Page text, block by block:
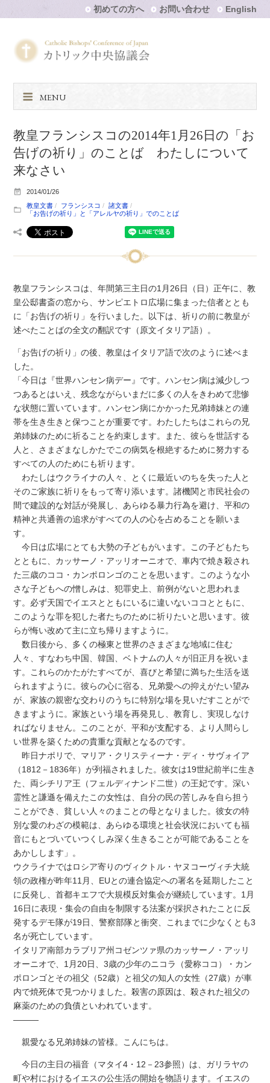
初めての方へ お問い合わせ English
MENU
教皇フランシスコの2014年1月26日の「お
告げの祈り」のことば わたしについて
来なさい
2014/01/26
教皇文書
フランシスコ
諸文書
「お告げの祈り」と「アレルヤの祈り」でのことば
教皇フランシスコは、年間第三主日の1月26日（日）正午に、教
皇公邸書斎の窓から、サンピエトロ広場に集まった信者ととも
に「お告げの祈り」を行いました。以下は、祈りの前に教皇が
述べたことばの全文の翻訳です（原文イタリア語）。
「お告げの祈り」の後、教皇はイタリア語で次のように述べま
した。
「今日は『世界ハンセン病デー』です。ハンセン病は減少しつ
つあるとはいえ、残念ながらいまだに多くの人をきわめて悲惨
な状態に置いています。ハンセン病にかかった兄弟姉妹との連
帯を生き生きと保つことが重要です。わたしたちはこれらの兄
弟姉妹のために祈ることを約束します。また、彼らを世話する
人と、さまざまなしかたでこの病気を根絶するために努力する
すべての人のためにも祈ります。
わたしはウクライナの人々、とくに最近いのちを失った人と
そのご家族に祈りをもって寄り添います。諸機関と市民社会の
間で建設的な対話が発展し、あらゆる暴力行為を避け、平和の
精神と共通善の追求がすべての人の心を占めることを願いま
す。
今日は広場にとても大勢の子どもがいます。この子どもたち
とともに、カッサーノ・アッリオーニオで、車内で焼き殺され
た三歳のココ・カンポロンゴのことを思います。このような小
さな子どもへの憎しみは、犯罪史上、前例がないと思われま
す。必ず天国でイエスとともにいるに違いないココとともに、
このような罪を犯した者たちのために祈りたいと思います。彼
らが悔い改めて主に立ち帰りますように。
数日後から、多くの極東と世界のさまざまな地域に住む
人々、すなわち中国、韓国、ベトナムの人々が旧正月を祝いま
す。これらのかたがたすべてが、喜びと希望に満ちた生活を送
られますように。彼らの心に宿る、兄弟愛への抑えがたい望み
が、家族の親密な交わりのうちに特別な場を見いだすことがで
きますように。家族という場を再発見し、教育し、実現しなけ
ればなりません。このことが、平和が支配する、より人間らし
い世界を築くための貴重な貢献となるのです。
昨日ナポリで、マリア・クリスティーナ・ディ・サヴォイア
（1812－1836年）が列福されました。彼女は19世紀前半に生き
た、両シチリア王（フェルディナンド二世）の王妃です。深い
霊性と謙遜を備えたこの女性は、自分の民の苦しみを自ら担う
ことができ、貧しい人々のまことの母となりました。彼女の特
別な愛のわざの模範は、あらゆる環境と社会状況においても福
音にもとづいていつくしみ深く生きることが可能であることを
あかしします」。
ウクライナではロシア寄りのヴィクトル・ヤヌコーヴィチ大統
領の政権が昨年11月、EUとの連合協定への署名を延期したこと
に反発し、首都キエフで大規模反対集会が継続しています。1月
16日に表現・集会の自由を制限する法案が採択されたことに反
発するデモ隊が19日、警察部隊と衝突、これまでに少なくとも3
名が死亡しています。
イタリア南部カラブリア州コゼンツァ県のカッサーノ・アッリ
オーニオで、1月20日、3歳の少年のニコラ（愛称ココ）・カン
ポロンゴとその祖父（52歳）と祖父の知人の女性（27歳）が車
内で焼死体で見つかりました。殺害の原因は、殺された祖父の
麻薬のための負債といわれています。
―――
親愛なる兄弟姉妹の皆様。こんにちは。
今日の主日の福音（マタイ4・12－23参照）は、ガリラヤの
町や村におけるイエスの公生活の開始を物語ります。イエスの